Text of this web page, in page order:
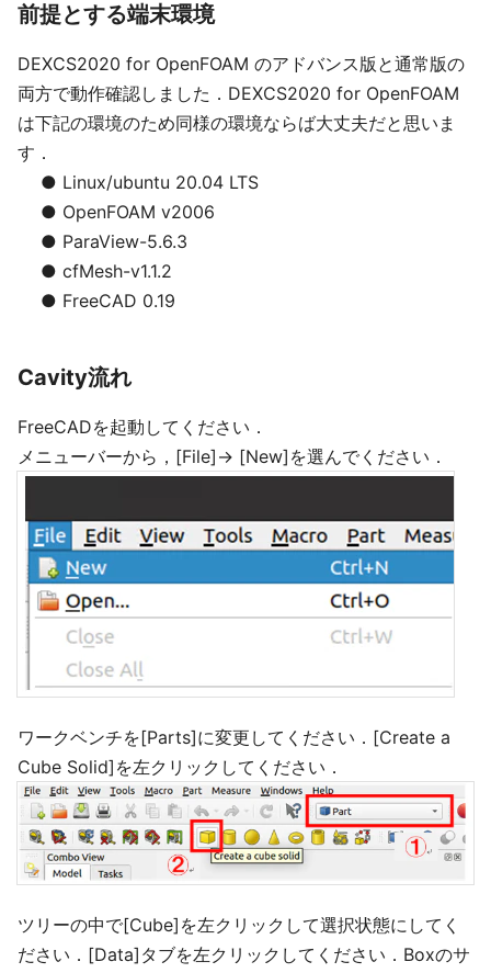
前提とする端末環境
DEXCS2020 for OpenFOAM のアドバンス版と通常版の
両方で動作確認しました．DEXCS2020 for OpenFOAM
は下記の環境のため同様の環境ならば大丈夫だと思いま
す．
● Linux/ubuntu 20.04 LTS
● OpenFOAM v2006
● ParaView-5.6.3
● cfMesh-v1.1.2
● FreeCAD 0.19
Cavity流れ
FreeCADを起動してください．
メニューバーから，[File]→ [New]を選んでください．
ワークベンチを[Parts]に変更してください．[Create a
Cube Solid]を左クリックしてください．
ツリーの中で[Cube]を左クリックして選択状態にしてく
ださい．[Data]タブを左クリックしてください．Boxのサ